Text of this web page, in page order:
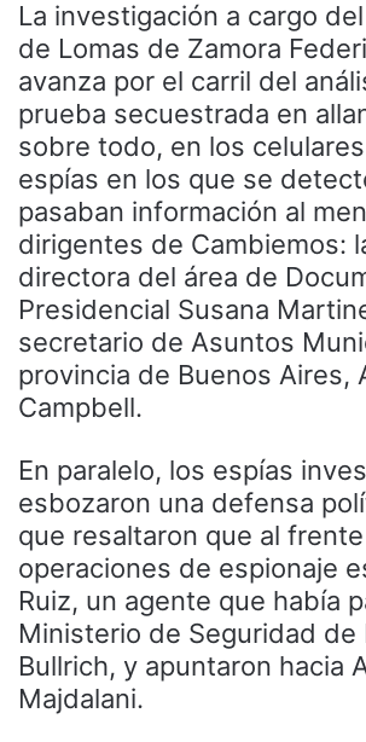
La investigación a cargo
de Lomas de Zamora
avanza por el carril del
prueba secuestrada en
sobre todo, en los
espías en los que se
pasaban información al
dirigentes de Cambiemos:
directora del área de
Presidencial Susana
secretario de Asuntos
provincia de Buenos Aires,
Campbell.
En paralelo, los espías
esbozaron una defensa
que resaltaron que al
operaciones de espionaje
Ruiz, un agente que había
Ministerio de Seguridad de
Bullrich, y apuntaron hacia
Majdalani.